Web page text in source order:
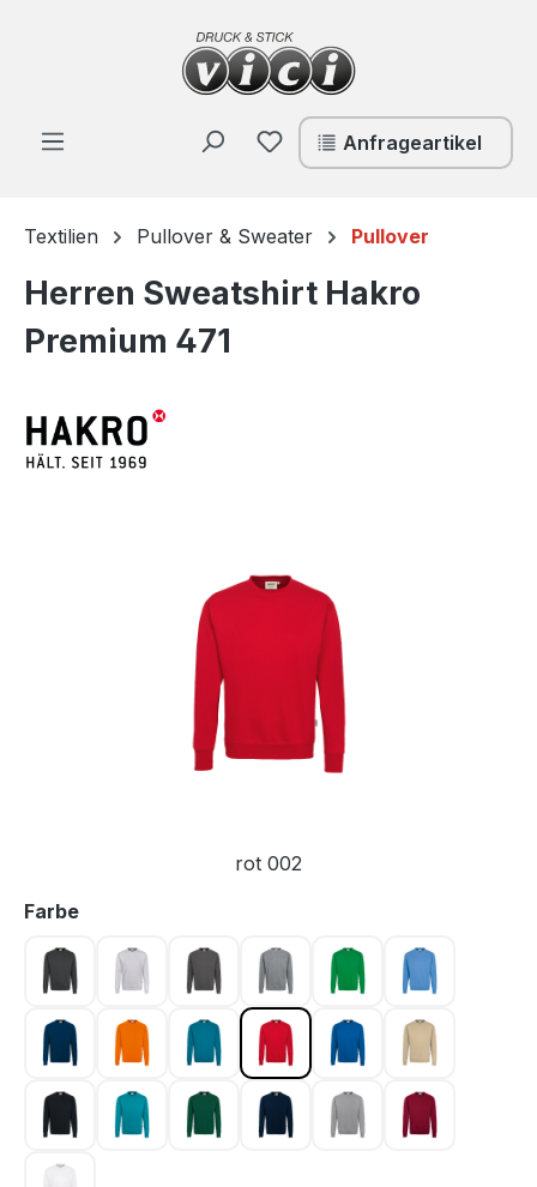
Zum Hauptinhalt springen
Du hast 0 Produkte auf
Anfrageartikel
Textilien Pullover & Sweater Pullover
Herren Sweatshirt Hakro
Premium 471
rot 002
Farbeauswählen
anthrazit 028ash meliert 024
graphit 042grau meliert 015
kellygrün 029malibublau
marine 003orange 027petrol 046rot 002 royalblau 010
sand 007
schwarz 005smaragd 012tanne 072tinte 034titan 043weinrot 017